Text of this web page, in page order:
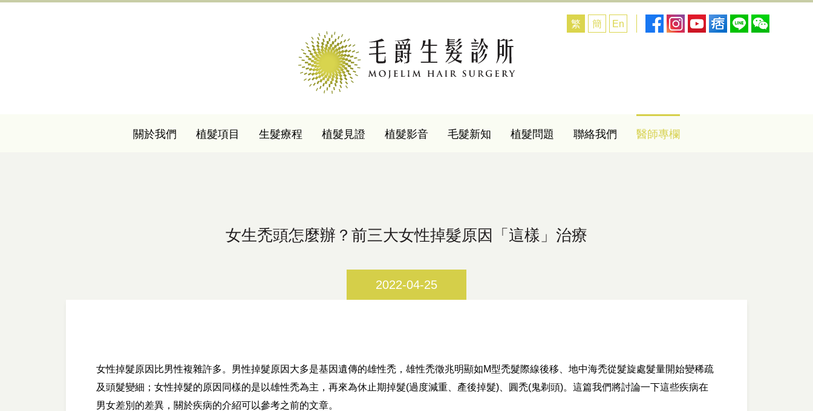
關於我們 植髮項目 生髮療程 植髮見證 植髮影音 毛髮新知 植髮問題 聯絡我們 醫師專欄
繁 簡 En
女生禿頭怎麼辦？前三大女性掉髮原因「這樣」治療
2022-04-25
女性掉髮原因比男性複雜許多。男性掉髮原因大多是基因遺傳的雄性禿，雄性禿徵兆明顯如M型禿髮際線後移、地中海禿從髮旋處髮量開始變稀疏
及頭髮變細；女性掉髮的原因同樣的是以雄性禿為主，再來為休止期掉髮(過度減重、產後掉髮)、圓禿(鬼剃頭)。這篇我們將討論一下這些疾病在
男女差別的差異，關於疾病的介紹可以參考之前的文章。